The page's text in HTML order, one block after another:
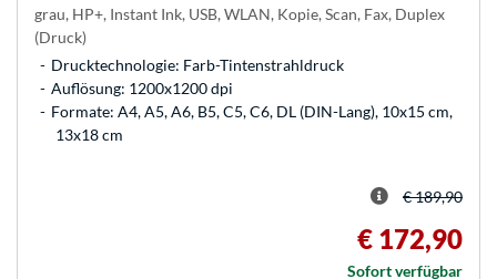
grau, HP+, Instant Ink, USB, WLAN, Kopie, Scan, Fax, Duplex
(Druck)
Drucktechnologie: Farb-Tintenstrahldruck
Auflösung: 1200x1200 dpi
Formate: A4, A5, A6, B5, C5, C6, DL (DIN-Lang), 10x15 cm,
13x18 cm
€ 189,90
€ 172,90
Sofort verfügbar